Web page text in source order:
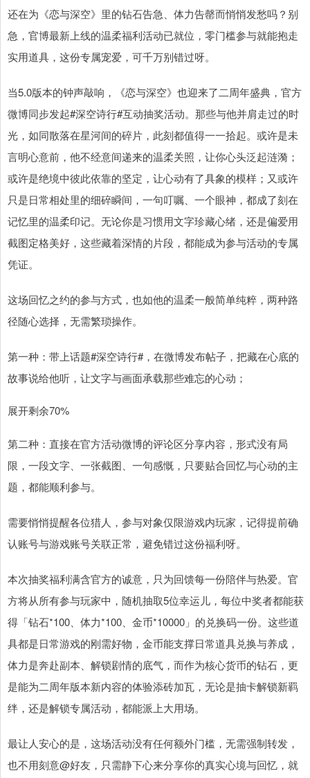
还在为《恋与深空》里的钻石告急、体力告罄而悄悄发愁吗？别
急，官博最新上线的温柔福利活动已就位，零门槛参与就能抱走
实用道具，这份专属宠爱，可千万别错过呀。
当5.0版本的钟声敲响，《恋与深空》也迎来了二周年盛典，官方
微博同步发起#深空诗行#互动抽奖活动。那些与他并肩走过的时
光，如同散落在星河间的碎片，此刻都值得一一拾起。或许是未
言明心意前，他不经意间递来的温柔关照，让你心头泛起涟漪；
或许是绝境中彼此依靠的坚定，让心动有了具象的模样；又或许
只是日常相处里的细碎瞬间，一句叮嘱、一个眼神，都成了刻在
记忆里的温柔印记。无论你是习惯用文字珍藏心绪，还是偏爱用
截图定格美好，这些藏着深情的片段，都能成为参与活动的专属
凭证。
这场回忆之约的参与方式，也如他的温柔一般简单纯粹，两种路
径随心选择，无需繁琐操作。
第一种：带上话题#深空诗行#，在微博发布帖子，把藏在心底的
故事说给他听，让文字与画面承载那些难忘的心动；
展开剩余70%
第二种：直接在官方活动微博的评论区分享内容，形式没有局
限，一段文字、一张截图、一句感慨，只要贴合回忆与心动的主
题，都能顺利参与。
需要悄悄提醒各位猎人，参与对象仅限游戏内玩家，记得提前确
认账号与游戏账号关联正常，避免错过这份福利呀。
本次抽奖福利满含官方的诚意，只为回馈每一份陪伴与热爱。官
方将从所有参与玩家中，随机抽取5位幸运儿，每位中奖者都能获
得「钻石*100、体力*100、金币*10000」的兑换码一份。这些道
具都是日常游戏的刚需好物，金币能支撑日常道具兑换与养成，
体力是奔赴副本、解锁剧情的底气，而作为核心货币的钻石，更
是能为二周年版本新内容的体验添砖加瓦，无论是抽卡解锁新羁
绊，还是解锁专属活动，都能派上大用场。
最让人安心的是，这场活动没有任何额外门槛，无需强制转发，
也不用刻意@好友，只需静下心来分享你的真实心境与回忆，就